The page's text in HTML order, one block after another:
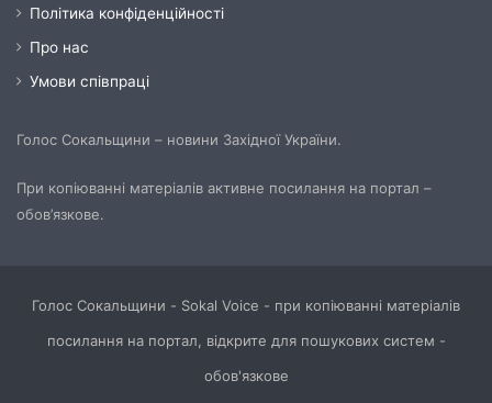
Політика конфіденційності
Про нас
Умови співпраці
Голос Сокальщини – новини Західної України.
При копіюванні матеріалів активне посилання на портал –
обов’язкове.
Голос Сокальщини - Sokal Voice - при копіюванні матеріалів
посилання на портал, відкрите для пошукових систем -
обов'язкове